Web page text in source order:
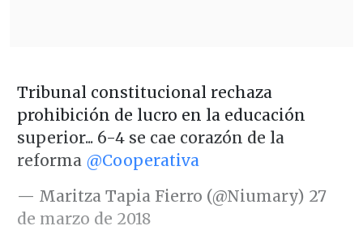
Tribunal constitucional rechaza
prohibición de lucro en la educación
superior... 6-4 se cae corazón de la
reforma @Cooperativa
— Maritza Tapia Fierro (@Niumary) 27
de marzo de 2018